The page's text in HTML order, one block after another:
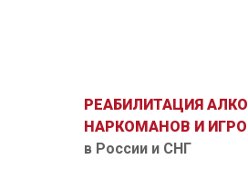
РЕАБИЛИТАЦИЯ
НАРКОМАНОВ И
в России и СНГ